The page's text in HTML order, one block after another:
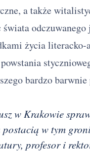
a także
życia literacko-
bardzo
w Krakowie
w tym
profesor i